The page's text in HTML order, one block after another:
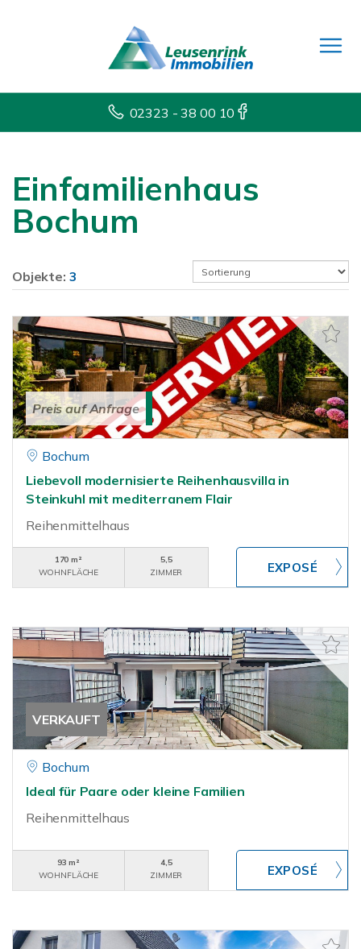
02323 - 38 00 10
Einfamilienhaus
Bochum
Objekte: 3
Preis auf Anfrage
Bochum
Liebevoll modernisierte Reihenhausvilla in
Steinkuhl mit mediterranem Flair
Reihenmittelhaus
170 m²
WOHNFLÄCHE
5,5
ZIMMER
VERKAUFT
Bochum
Ideal für Paare oder kleine Familien
Reihenmittelhaus
93 m²
WOHNFLÄCHE
4,5
ZIMMER